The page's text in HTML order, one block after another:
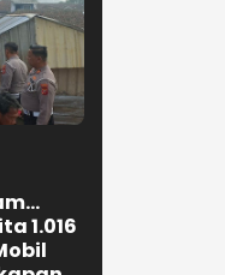
1.016